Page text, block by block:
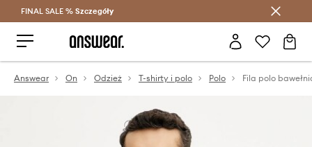
Oszczędzaj z Answear Club >
FINAL SALE % Szczegóły
Answear On Odzież T-shirty i polo Polo Fila polo